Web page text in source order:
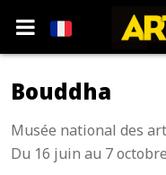
Bouddha
Musée national des
Du 16 juin au 7